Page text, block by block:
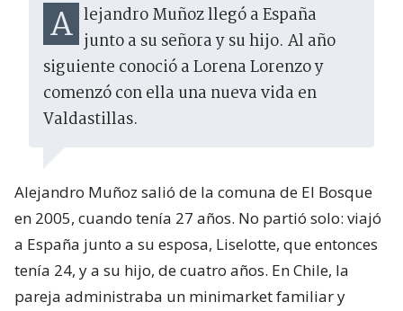
Alejandro Muñoz llegó a España junto a su señora y su hijo. Al año
siguiente conoció a Lorena Lorenzo y
comenzó con ella una nueva vida en
Valdastillas.
Alejandro Muñoz salió de la comuna de El Bosque
en 2005, cuando tenía 27 años. No partió solo: viajó
a España junto a su esposa, Liselotte, que entonces
tenía 24, y a su hijo, de cuatro años. En Chile, la
pareja administraba un minimarket familiar y